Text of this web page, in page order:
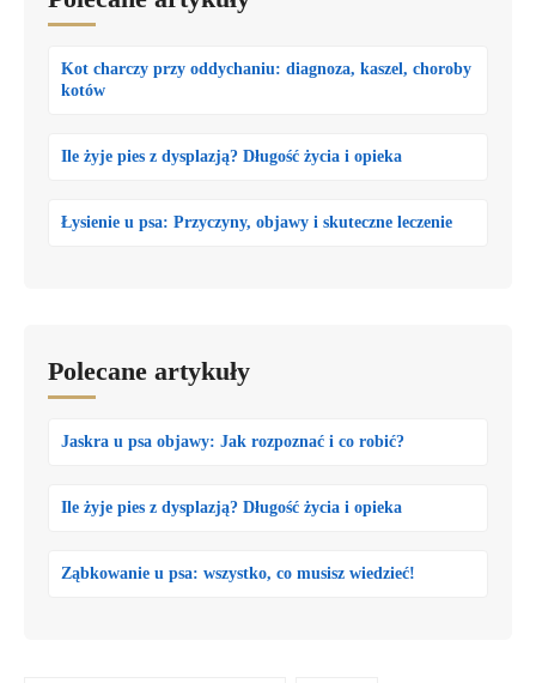
Kot charczy przy oddychaniu: diagnoza, kaszel, choroby
kotów
Ile żyje pies z dysplazją? Długość życia i opieka
Łysienie u psa: Przyczyny, objawy i skuteczne leczenie
Polecane artykuły
Jaskra u psa objawy: Jak rozpoznać i co robić?
Ile żyje pies z dysplazją? Długość życia i opieka
Ząbkowanie u psa: wszystko, co musisz wiedzieć!